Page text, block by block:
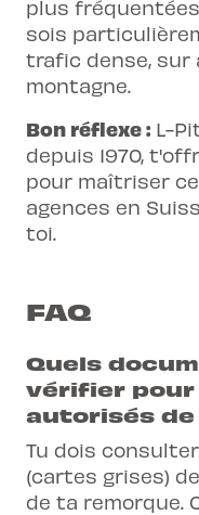
plus
sois
trafic dense, sur
montagne.
Bon réflexe : L-
depuis 1970,
pour maîtriser
agences en
toi.
FAQ
Quels
vérifier pour
autorisés de
Tu dois
(cartes grises)
de ta remorque.